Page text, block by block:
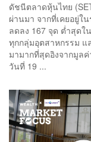
ดัชนีตลาดหุ้นไทย
ผ่านมา จากที่เคยอยู่ใ
ลดลง 167 จุด ต่ำสุด
ทุกกลุ่มอุตสาหกรรม แ
มามากที่สุดอิงจากมูล
วันที่ 19 ...